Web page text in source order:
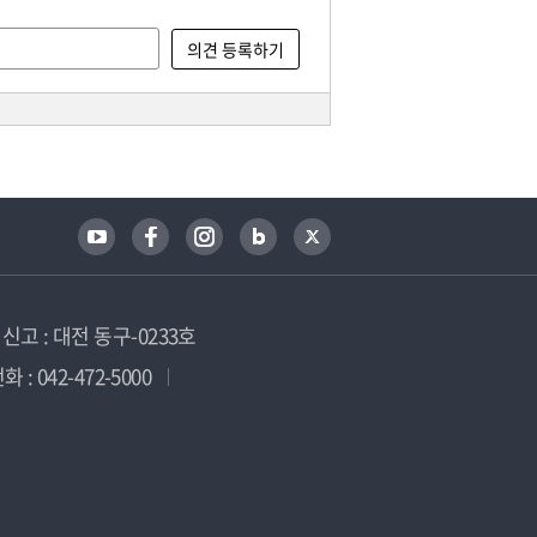
고 : 대전 동구-0233호
: 042-472-5000